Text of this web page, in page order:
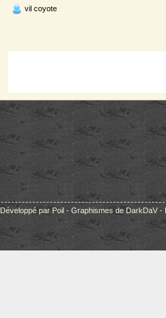
vil coyote
Développé par Poil - Graphismes de DarkDaV